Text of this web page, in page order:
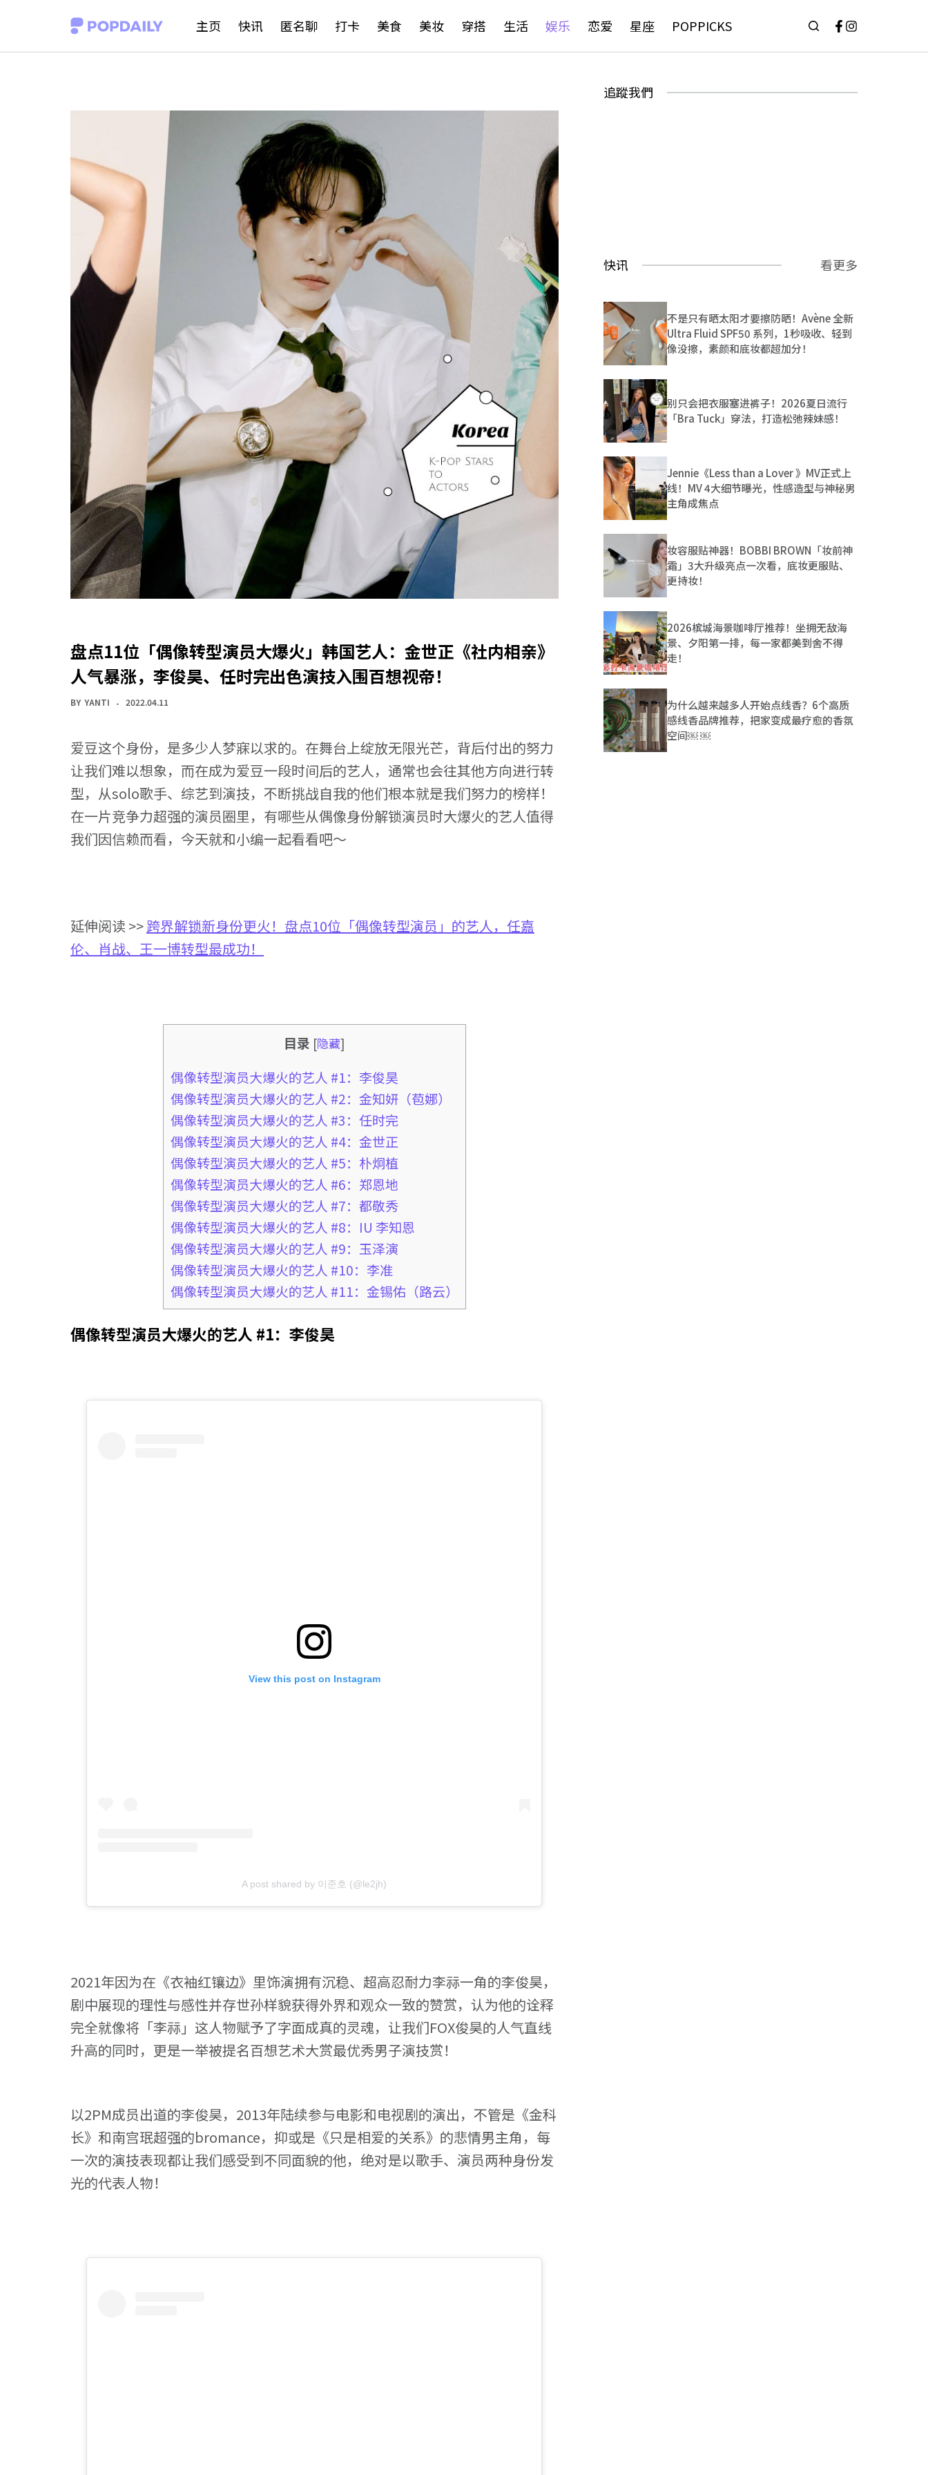
主页 快讯 匿名聊 打卡 美食 美妆 穿搭 生活 娱乐 恋爱 星座 POPPICKS
盘点11位「偶像转型演员大爆火」韩国艺人：金世正《社内相亲》
人气暴涨，李俊昊、任时完出色演技入围百想视帝！
BY YANTI 2022.04.11
爱豆这个身份，是多少人梦寐以求的。在舞台上绽放无限光芒，背后付出的努力
让我们难以想象，而在成为爱豆一段时间后的艺人，通常也会往其他方向进行转
型，从solo歌手、综艺到演技，不断挑战自我的他们根本就是我们努力的榜样！
在一片竞争力超强的演员圈里，有哪些从偶像身份解锁演员时大爆火的艺人值得
我们因信赖而看，今天就和小编一起看看吧～
延伸阅读 >>跨界解锁新身份更火！盘点10位「偶像转型演员」的艺人，任嘉
伦、肖战、王一博转型最成功！
目录 [隐藏]
偶像转型演员大爆火的艺人 #1：李俊昊
偶像转型演员大爆火的艺人 #2：金知妍（苞娜）
偶像转型演员大爆火的艺人 #3：任时完
偶像转型演员大爆火的艺人 #4：金世正
偶像转型演员大爆火的艺人 #5：朴炯植
偶像转型演员大爆火的艺人 #6：郑恩地
偶像转型演员大爆火的艺人 #7：都敬秀
偶像转型演员大爆火的艺人 #8：IU 李知恩
偶像转型演员大爆火的艺人 #9：玉泽演
偶像转型演员大爆火的艺人 #10：李准
偶像转型演员大爆火的艺人 #11：金锡佑（路云）
偶像转型演员大爆火的艺人 #1：李俊昊
View this post on Instagram
A post shared by 이준호 (@le2jh)
2021年因为在《衣袖红镶边》里饰演拥有沉稳、超高忍耐力李祘一角的李俊昊，
剧中展现的理性与感性并存世孙样貌获得外界和观众一致的赞赏，认为他的诠释
完全就像将「李祘」这人物赋予了字面成真的灵魂，让我们FOX俊昊的人气直线
升高的同时，更是一举被提名百想艺术大赏最优秀男子演技赏！
以2PM成员出道的李俊昊，2013年陆续参与电影和电视剧的演出，不管是《金科
长》和南宫珉超强的bromance，抑或是《只是相爱的关系》的悲情男主角，每
一次的演技表现都让我们感受到不同面貌的他，绝对是以歌手、演员两种身份发
光的代表人物！
追蹤我們
快讯 看更多
不是只有晒太阳才要擦防晒！Avène 全新
Ultra Fluid SPF50 系列，1秒吸收、轻到
像没擦，素颜和底妆都超加分！
别只会把衣服塞进裤子！2026夏日流行
「Bra Tuck」穿法，打造松弛辣妹感！
Jennie《Less than a Lover 》MV正式上
线！MV 4大细节曝光，性感造型与神秘男
主角成焦点
妆容服贴神器！BOBBI BROWN「妆前神
霜」3大升级亮点一次看，底妆更服贴、
更持妆！
2026槟城海景咖啡厅推荐！坐拥无敌海
景、夕阳第一排，每一家都美到舍不得
走！
为什么越来越多人开始点线香？6个高质
感线香品牌推荐，把家变成最疗愈的香氛
空间￼ ￼